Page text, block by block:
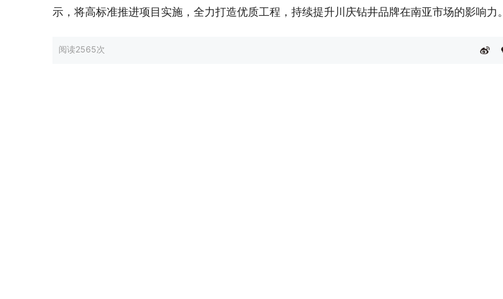
示，将高标准推进项目实施，全力打造优质工程，持续提升川庆钻井品牌在南亚市场的影响力。
阅读2565次